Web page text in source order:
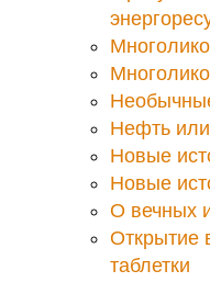
Нефть или
Новые
Новые
О вечных
Открытие
таблетки